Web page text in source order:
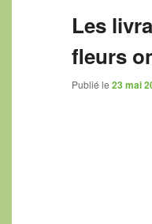
Les
fleurs
Publié le 23 mai